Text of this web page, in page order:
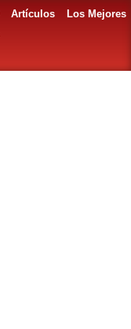
Artículos
Los Mejores